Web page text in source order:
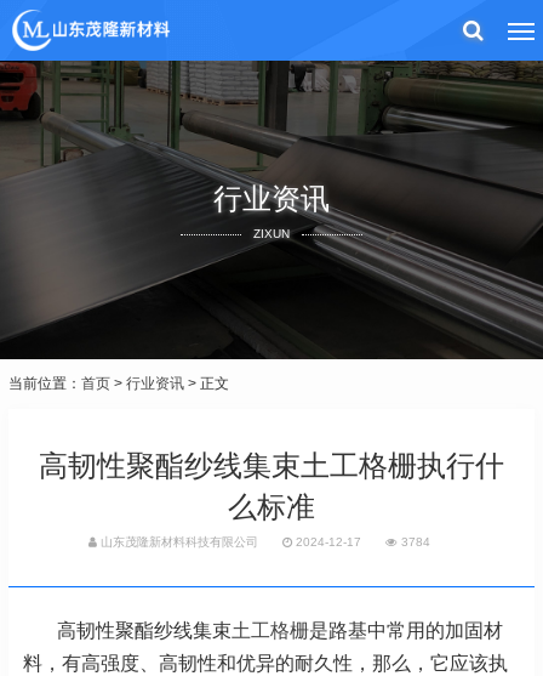
行业资讯
ZIXUN
当前位置： 首页 > 行业资讯 > 正文
高韧性聚酯纱线集束土工格栅执行什
么标准
山东茂隆新材料科技有限公司 2024-12-17 3784
高韧性聚酯纱线集束土工格栅是路基中常用的加固材
料，有高强度、高韧性和优异的耐久性，那么，它应该执